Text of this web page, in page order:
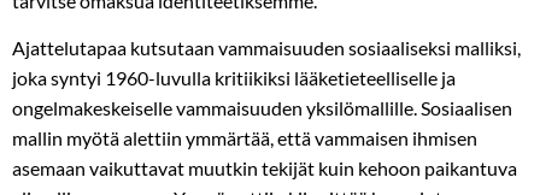
Ajattelutapaa kutsutaan vammaisuuden sosiaaliseksi malliksi,
joka syntyi 1960-luvulla kritiikiksi lääketieteelliselle ja
ongelmakeskeiselle vammaisuuden yksilömallille. Sosiaalisen
mallin myötä alettiin ymmärtää, että vammaisen ihmisen
asemaan vaikuttavat muutkin tekijät kuin kehoon paikantuva